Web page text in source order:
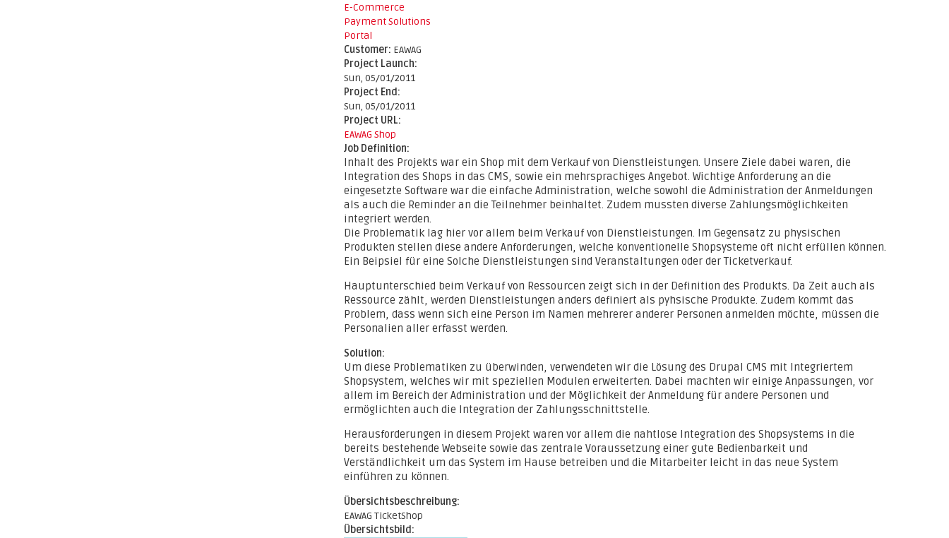
E-Commerce
Payment Solutions
Portal
Customer: EAWAG
Project Launch:
Sun, 05/01/2011
Project End:
Sun, 05/01/2011
Project URL:
EAWAG Shop
Job Definition:
Inhalt des Projekts war ein Shop mit dem Verkauf von Dienstleistungen. Unsere Ziele dabei waren, die
Integration des Shops in das CMS, sowie ein mehrsprachiges Angebot. Wichtige Anforderung an die
eingesetzte Software war die einfache Administration, welche sowohl die Administration der Anmeldungen
als auch die Reminder an die Teilnehmer beinhaltet. Zudem mussten diverse Zahlungsmöglichkeiten
integriert werden.
Die Problematik lag hier vor allem beim Verkauf von Dienstleistungen. Im Gegensatz zu physischen
Produkten stellen diese andere Anforderungen, welche konventionelle Shopsysteme oft nicht erfüllen können.
Ein Beipsiel für eine Solche Dienstleistungen sind Veranstaltungen oder der Ticketverkauf.
Hauptunterschied beim Verkauf von Ressourcen zeigt sich in der Definition des Produkts. Da Zeit auch als
Ressource zählt, werden Dienstleistungen anders definiert als pyhsische Produkte. Zudem kommt das
Problem, dass wenn sich eine Person im Namen mehrerer anderer Personen anmelden möchte, müssen die
Personalien aller erfasst werden.
Solution:
Um diese Problematiken zu überwinden, verwendeten wir die Lösung des Drupal CMS mit Integriertem
Shopsystem, welches wir mit speziellen Modulen erweiterten. Dabei machten wir einige Anpassungen, vor
allem im Bereich der Administration und der Möglichkeit der Anmeldung für andere Personen und
ermöglichten auch die Integration der Zahlungsschnittstelle.
Herausforderungen in diesem Projekt waren vor allem die nahtlose Integration des Shopsystems in die
bereits bestehende Webseite sowie das zentrale Voraussetzung einer gute Bedienbarkeit und
Verständlichkeit um das System im Hause betreiben und die Mitarbeiter leicht in das neue System
einführen zu können.
Übersichtsbeschreibung:
EAWAG TicketShop
Übersichtsbild: